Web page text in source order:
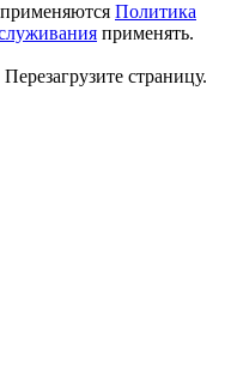
Политика
применять.
страницу.